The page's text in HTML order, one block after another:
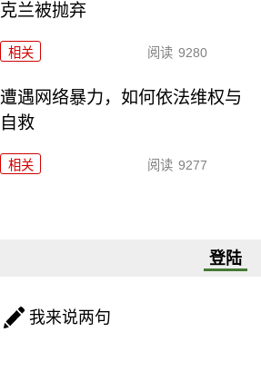
克兰被抛弃
相关 阅读 9280
遭遇网络暴力，如何依法维权与
自救
相关 阅读 9277
登陆
我来说两句